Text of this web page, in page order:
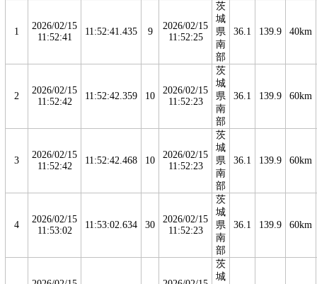
1
2026/02/15
11:52:41
11:52:41.435 9
2026/02/15
11:52:25
茨
城
県
南
部
36.1 139.9 40km
2
2026/02/15
11:52:42
11:52:42.359 10
2026/02/15
11:52:23
茨
城
県
南
部
36.1 139.9 60km
3
2026/02/15
11:52:42
11:52:42.468 10
2026/02/15
11:52:23
茨
城
県
南
部
36.1 139.9 60km
4
2026/02/15
11:53:02
11:53:02.634 30
2026/02/15
11:52:23
茨
城
県
南
部
36.1 139.9 60km
茨
城